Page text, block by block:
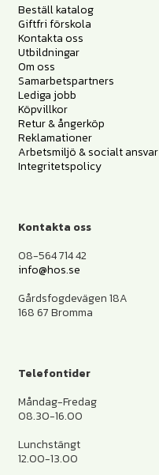
Beställ katalog
Giftfri förskola
Kontakta oss
Utbildningar
Om oss
Samarbetspartners
Lediga jobb
Köpvillkor
Retur & ångerköp
Reklamationer
Arbetsmiljö & socialt ansvar
Integritetspolicy
Kontakta oss
08-564 714 42
info@hos.se
Gårdsfogdevägen 18A
168 67 Bromma
Telefontider
Måndag-Fredag
08.30-16.00
Lunchstängt
12.00-13.00